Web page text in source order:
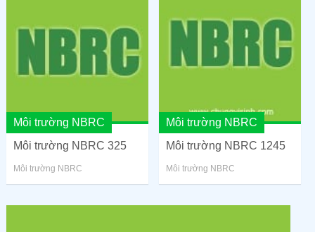
Môi trường NBRC
Môi trường NBRC 325
Môi trường NBRC
Môi trường NBRC
Môi trường NBRC 1245
Môi trường NBRC